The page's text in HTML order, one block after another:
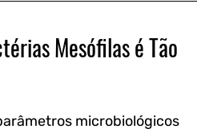
Mesófilas é Tão
microbiológicos